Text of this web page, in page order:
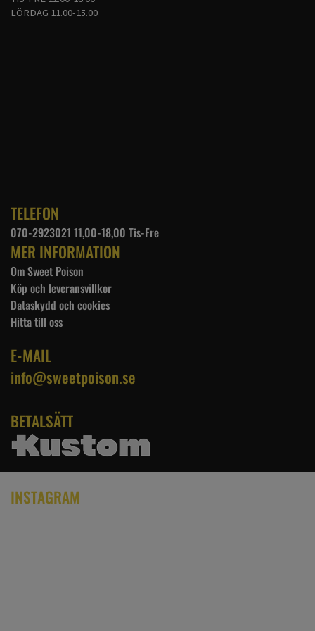
Längd: 48cm
LÖRDAG 11.00-15.00
TELEFON
070-2923021 11,00-18,00 Tis-Fre
MER INFORMATION
Om Sweet Poison
Köp och leveransvillkor
Dataskydd och cookies
Hitta till oss
E-MAIL
info@sweetpoison.se
BETALSÄTT
INSTAGRAM